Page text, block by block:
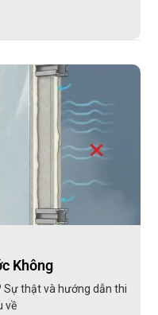
Không
thật và hướng dẫn thi
về